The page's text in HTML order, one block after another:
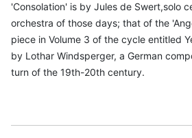
'Consolation' is by Jules de Swert,solo
orchestra of those days; that of the
piece in Volume 3 of the cycle entitled
by Lothar Windsperger, a German
turn of the 19th-20th century.